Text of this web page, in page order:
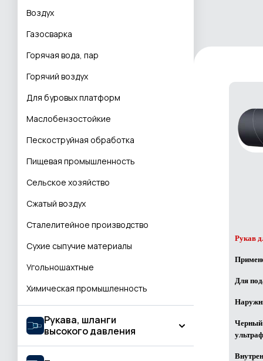
Воздух
Газосварка
Горячая вода, пар
Горячий воздух
Для буровых платформ
Маслобензостойкие
Пескоструйная обработка
Пищевая промышленность
Сельское хозяйство
Сжатый воздух
Сталелитейное производство
Сухие сыпучие материалы
Угольношахтные
Химическая промышленность
Рукава, шланги
высокого давления
Рукав
Для
Черный